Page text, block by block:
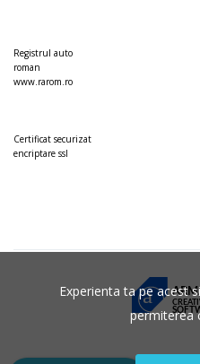
Registrul auto
roman
www.rarom.ro
Certificat securizat
encriptare ssl
a
Experienta ta pe acest
permiterea